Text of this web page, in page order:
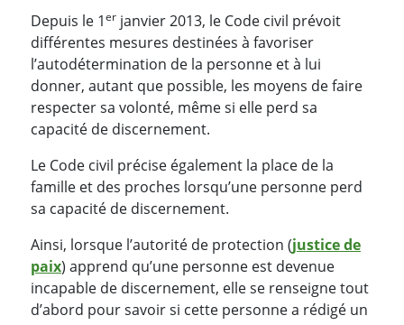
Depuis le 1er janvier 2013, le Code civil prévoit
différentes mesures destinées à favoriser
l’autodétermination de la personne et à lui
donner, autant que possible, les moyens de faire
respecter sa volonté, même si elle perd sa
capacité de discernement.
Le Code civil précise également la place de la
famille et des proches lorsqu’une personne perd
sa capacité de discernement.
Ainsi, lorsque l’autorité de protection (justice de
paix) apprend qu’une personne est devenue
incapable de discernement, elle se renseigne tout
d’abord pour savoir si cette personne a rédigé un